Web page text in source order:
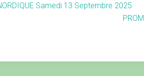
Samedi 13 Septembre 2025